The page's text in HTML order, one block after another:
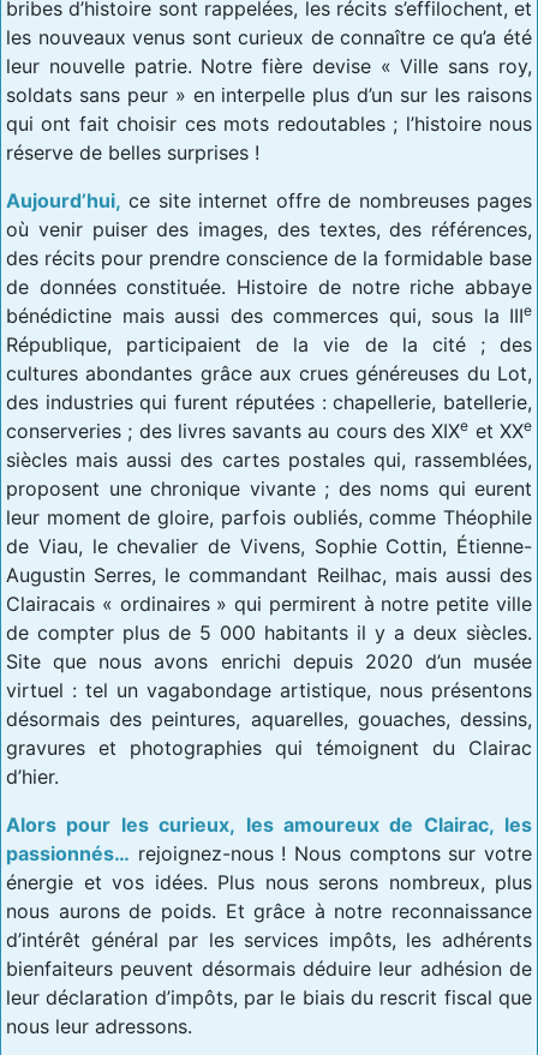
bribes d’histoire sont rappelées, les récits s’effilochent, et
les nouveaux venus sont curieux de connaître ce qu’a été
leur nouvelle patrie. Notre fière devise « Ville sans roy,
soldats sans peur » en interpelle plus d’un sur les raisons
qui ont fait choisir ces mots redoutables ; l’histoire nous
réserve de belles surprises !
Aujourd’hui, ce site internet offre de nombreuses pages
où venir puiser des images, des textes, des références,
des récits pour prendre conscience de la formidable base
de données constituée. Histoire de notre riche abbaye
bénédictine mais aussi des commerces qui, sous la IIIe
République, participaient de la vie de la cité ; des
cultures abondantes grâce aux crues généreuses du Lot,
des industries qui furent réputées : chapellerie, batellerie,
conserveries ; des livres savants au cours des XIXe et XXe
siècles mais aussi des cartes postales qui, rassemblées,
proposent une chronique vivante ; des noms qui eurent
leur moment de gloire, parfois oubliés, comme Théophile
de Viau, le chevalier de Vivens, Sophie Cottin, Étienne-
Augustin Serres, le commandant Reilhac, mais aussi des
Clairacais « ordinaires » qui permirent à notre petite ville
de compter plus de 5 000 habitants il y a deux siècles.
Site que nous avons enrichi depuis 2020 d’un musée
virtuel : tel un vagabondage artistique, nous présentons
désormais des peintures, aquarelles, gouaches, dessins,
gravures et photographies qui témoignent du Clairac
d’hier.
Alors pour les curieux, les amoureux de Clairac, les
passionnés… rejoignez-nous ! Nous comptons sur votre
énergie et vos idées. Plus nous serons nombreux, plus
nous aurons de poids. Et grâce à notre reconnaissance
d’intérêt général par les services impôts, les adhérents
bienfaiteurs peuvent désormais déduire leur adhésion de
leur déclaration d’impôts, par le biais du rescrit fiscal que
nous leur adressons.